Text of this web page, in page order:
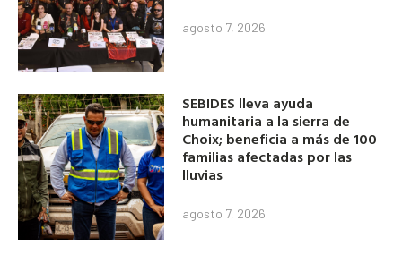
agosto 7, 2026
SEBIDES lleva ayuda
humanitaria a la sierra de
Choix; beneficia a más de 100
familias afectadas por las
lluvias
agosto 7, 2026